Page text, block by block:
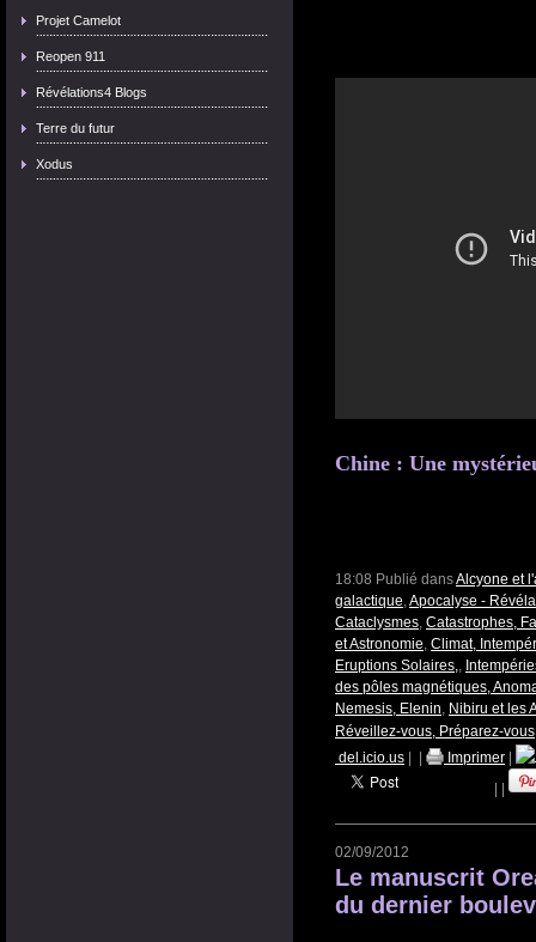
Projet Camelot
Reopen 911
Révélations4 Blogs
Terre du futur
Xodus
Chine : Une
18:08 Publié dansAlcyone et
galactique Apocalyse -
Cataclysmes Catastrophes,
et Astronomie Climat,
Eruptions Solaires,
des pôles magnétiques,
Nemesis, Elenin Nibiru et les
Réveillez-vous, Préparez-vous
del.icio.us | | Imprimer |
| |
02/09/2012
Le manuscrit
du dernier